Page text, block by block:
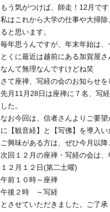
もう気がつけば、師走！12月です
私はこれから大学の仕事や大掃
ると思います。
毎年思うんですが、年末年始は
とくに最近は越前にある加賀屋
なんて無理なんですけどね笑
さて座禅、写経の会のお知らせを
先月11月28日は座禅に７名、写
した。
なお今回は、信者さんよりご要
に【観音経】と【写佛】を導入い
ご興味がある方は、ぜひ今月以降
次回１２月の座禅・写経の会は
１２月１２日(第二土曜)
午前１０時～座禅
午後２時 ～写経
とさせていただきました。ご了承